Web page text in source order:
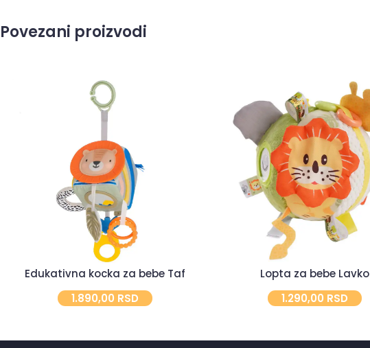
Povezani proizvodi
Edukativna kocka za bebe Taf
1.890,00 RSD
Lopta za bebe Lavko
1.290,00 RSD